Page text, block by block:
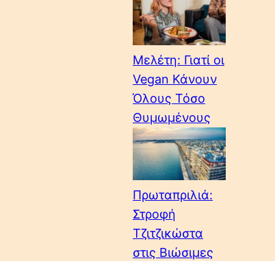
Μελέτη: Γιατί οι
Vegan Κάνουν
Όλους Τόσο
Θυμωμένους
Πρωταπριλιά:
Στροφή
Τζιτζικώστα
στις Βιώσιμες